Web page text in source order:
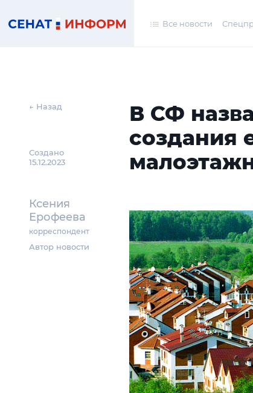
Все новости
← Назад
Создано
15.12.2023
Ксения
Ерофеева
корреспондент
Автор новости
В СФ
создания